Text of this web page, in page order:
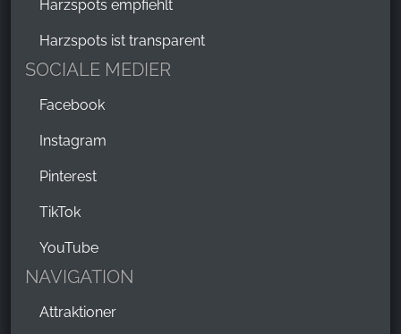
Harzspots empfiehlt
Harzspots ist transparent
SOCIALE MEDIER
Facebook
Instagram
Pinterest
TikTok
YouTube
NAVIGATION
Attraktioner